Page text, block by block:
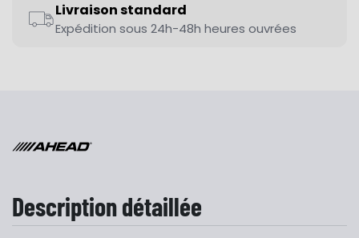
Livraison standard
Expédition sous 24h-48h heures ouvrées
Description détaillée